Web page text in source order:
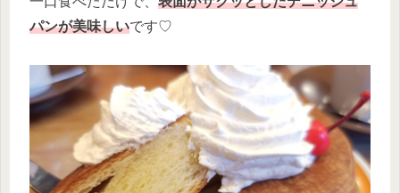
パンが美味しいです♡